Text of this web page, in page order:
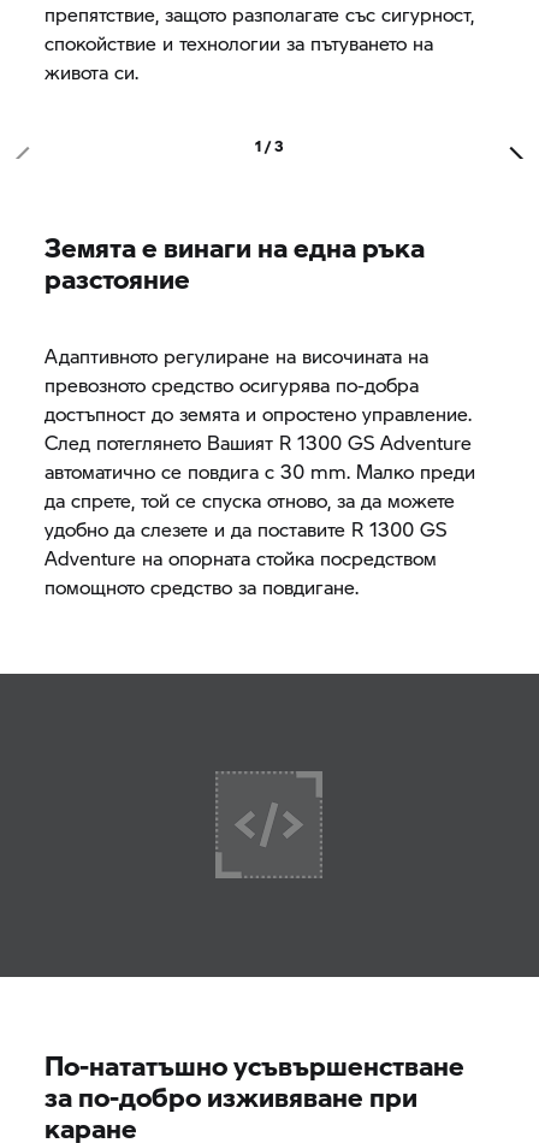
препятствие, защото разполагате със сигурност,
спокойствие и технологии за пътуването на
живота си.
1 / 3
Земята е винаги на една ръка
разстояние
Адаптивното регулиране на височината на
превозното средство осигурява по-добра
достъпност до земята и опростено управление.
След потеглянето Вашият R 1300 GS Adventure
автоматично се повдига с 30 mm. Малко преди
да спрете, той се спуска отново, за да можете
удобно да слезете и да поставите R 1300 GS
Adventure на опорната стойка посредством
помощното средство за повдигане.
По-нататъшно усъвършенстване
за по-добро изживяване при
каране